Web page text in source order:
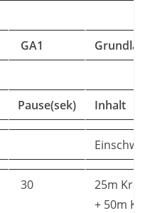
GA1
Pause(sek) Inhalt
30
25m
+ 50m